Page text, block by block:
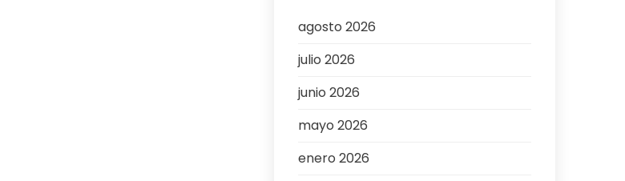
agosto 2026
julio 2026
junio 2026
mayo 2026
enero 2026